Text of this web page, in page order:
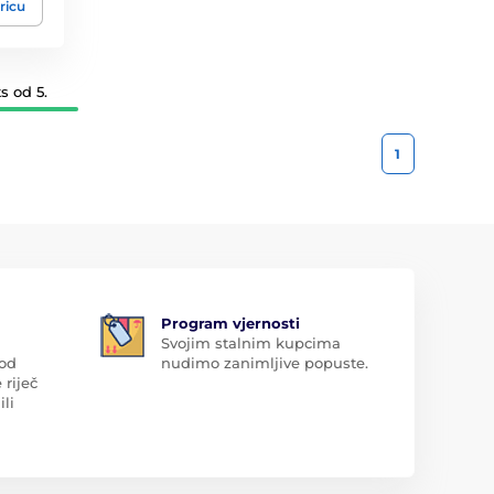
od 5.
1
riječ
Program vjernosti
Svojim stalnim kupcima
nudimo zanimljive popuste.